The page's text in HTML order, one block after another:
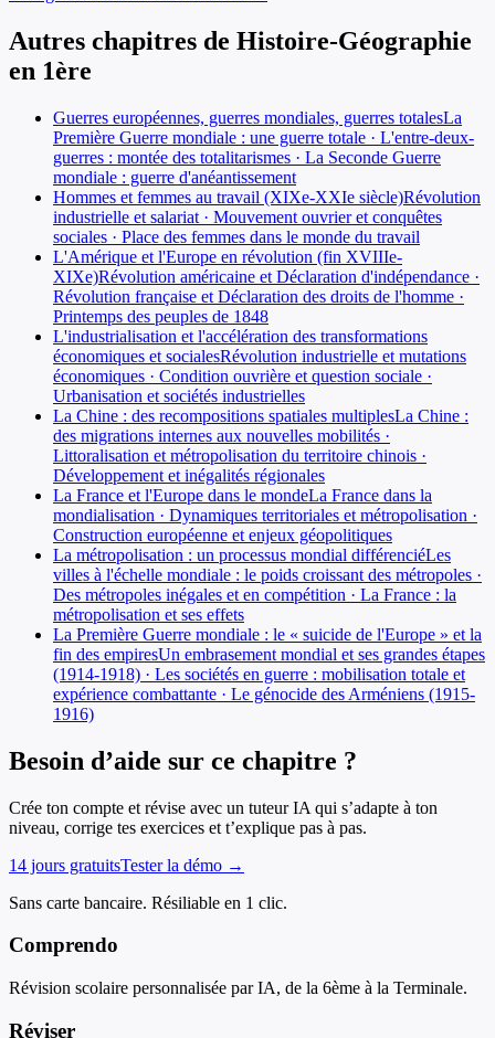
Autres chapitres de Histoire-Géographie
en 1ère
Guerres européennes, guerres mondiales, guerres totalesLa
Première Guerre mondiale : une guerre totale · L'entre-deux-
guerres : montée des totalitarismes · La Seconde Guerre
mondiale : guerre d'anéantissement
Hommes et femmes au travail (XIXe-XXIe siècle)Révolution
industrielle et salariat · Mouvement ouvrier et conquêtes
sociales · Place des femmes dans le monde du travail
L'Amérique et l'Europe en révolution (fin XVIIIe-
XIXe)Révolution américaine et Déclaration d'indépendance ·
Révolution française et Déclaration des droits de l'homme ·
Printemps des peuples de 1848
L'industrialisation et l'accélération des transformations
économiques et socialesRévolution industrielle et mutations
économiques · Condition ouvrière et question sociale ·
Urbanisation et sociétés industrielles
La Chine : des recompositions spatiales multiplesLa Chine :
des migrations internes aux nouvelles mobilités ·
Littoralisation et métropolisation du territoire chinois ·
Développement et inégalités régionales
La France et l'Europe dans le mondeLa France dans la
mondialisation · Dynamiques territoriales et métropolisation ·
Construction européenne et enjeux géopolitiques
La métropolisation : un processus mondial différenciéLes
villes à l'échelle mondiale : le poids croissant des métropoles ·
Des métropoles inégales et en compétition · La France : la
métropolisation et ses effets
La Première Guerre mondiale : le « suicide de l'Europe » et la
fin des empiresUn embrasement mondial et ses grandes étapes
(1914-1918) · Les sociétés en guerre : mobilisation totale et
expérience combattante · Le génocide des Arméniens (1915-
1916)
Besoin d’aide sur ce chapitre ?
Crée ton compte et révise avec un tuteur IA qui s’adapte à ton
niveau, corrige tes exercices et t’explique pas à pas.
14 jours gratuitsTester la démo →
Sans carte bancaire. Résiliable en 1 clic.
Comprendo
Révision scolaire personnalisée par IA, de la 6ème à la Terminale.
Réviser